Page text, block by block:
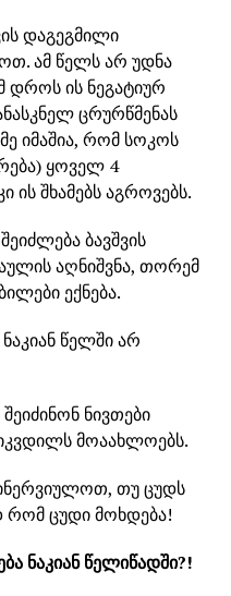
დაგეგმილი
ამ წელს არ უდნა
ის ნეგატიურ
ცრურწმენას
იმაშია, რომ სოკოს
ყოველ 4
ის შხამებს აგროვებს.
ბავშვის
აღნიშვნა, თორემ
ექნება.
წელში არ
ნივთები
მოაახლოებს.
თუ ცუდს
ცუდი მოხდება!
ნაკიან წელიწადში?!